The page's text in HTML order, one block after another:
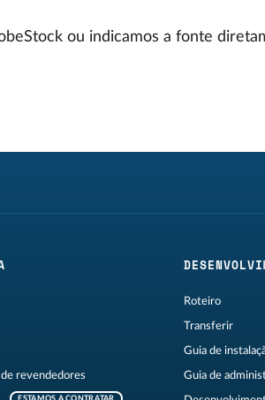
ou indicamos a fonte
de revendedores
Roteiro
Transferir
Guia de
Guia de